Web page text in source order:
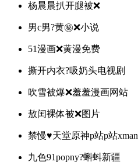
杨晨晨扒开腿被❌
男c男?黄㊙️❌小说
51漫画❌黄漫免费
撕开内衣?吸奶头电视剧
吹雪被爆❌羞羞漫画网站
敖闰裸体被❌图片
禁慢♥天堂原神p站p站xman
九色91popny?蝌蚪新疆